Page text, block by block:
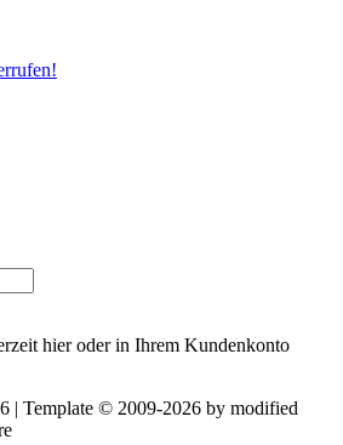
hier oder in Ihrem Kundenkonto
| Template © 2009-2026 by modified